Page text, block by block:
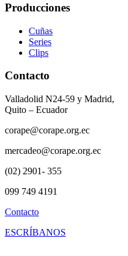
Producciones
Cuñas
Series
Clips
Contacto
Valladolid N24-59 y Madrid,
Quito – Ecuador
corape@corape.org.ec
mercadeo@corape.org.ec
(02) 2901- 355
099 749 4191
Contacto
ESCRÍBANOS